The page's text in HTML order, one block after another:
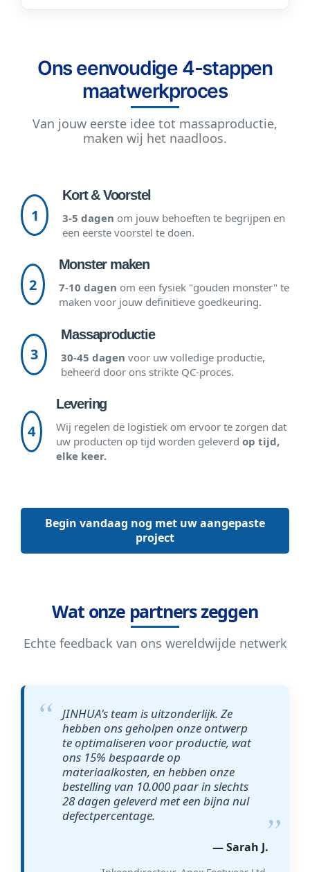
Ons eenvoudige 4-stappen
maatwerkproces
Van jouw eerste idee tot massaproductie,
maken wij het naadloos.
1
Kort & Voorstel
3-5 dagen om jouw behoeften te begrijpen en
een eerste voorstel te doen.
2
Monster maken
7-10 dagen om een fysiek "gouden monster" te
maken voor jouw definitieve goedkeuring.
3
Massaproductie
30-45 dagen voor uw volledige productie,
beheerd door ons strikte QC-proces.
4
Levering
Wij regelen de logistiek om ervoor te zorgen dat
uw producten op tijd worden geleverd op tijd,
elke keer.
Begin vandaag nog met uw aangepaste
project
Wat onze partners zeggen
Echte feedback van ons wereldwijde netwerk
JINHUA's team is uitzonderlijk. Ze
hebben ons geholpen onze ontwerp
te optimaliseren voor productie, wat
ons 15% bespaarde op
materiaalkosten, en hebben onze
bestelling van 10.000 paar in slechts
28 dagen geleverd met een bijna nul
defectpercentage.
— Sarah J.